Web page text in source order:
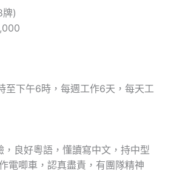
牌)
至下午6時，每週工作6天，每天工
，良好粵語，懂讀寫中文，持中型
電唧車，認真盡責，有團隊精神